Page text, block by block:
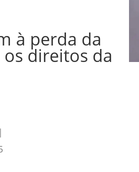
à perda da
direitos da
|